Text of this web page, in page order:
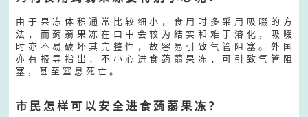
由 于 果 冻 体 积 通 常 比 较 细 小 ， 食 用 时 多 采 用 吸 啜 的 方
法 ， 而 蒟 蒻 果 冻 在 口 中 会 较 为 结 实 和 难 于 溶 化 ， 吸 啜
时 亦 不 易 破 坏 其 完 整 性 ， 故 容 易 引 致 气 管 阻 塞 。 外 国
亦 有 报 导 指 出 ， 不 小 心 进 食 蒟 蒻 果 冻 ， 可 引 致 气 管 阻
塞 ， 甚 至 窒 息 死 亡 。
市 民 怎 样 可 以 安 全 进 食 蒟 蒻 果 冻 ？